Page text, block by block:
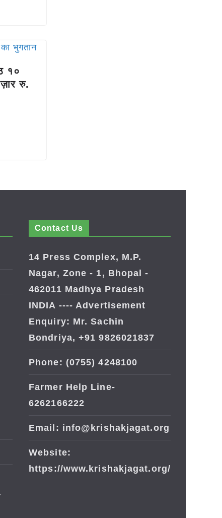
१०
रु.
Contact Us
14 Press Complex, M.P.
Nagar, Zone - 1, Bhopal -
462011 Madhya Pradesh
INDIA ---- Advertisement
Enquiry: Mr. Sachin
Bondriya, +91 9826021837
Phone: (0755) 4248100
Farmer Help Line-
6262166222
Email: info@krishakjagat.org
Website:
https://www.krishakjagat.org/